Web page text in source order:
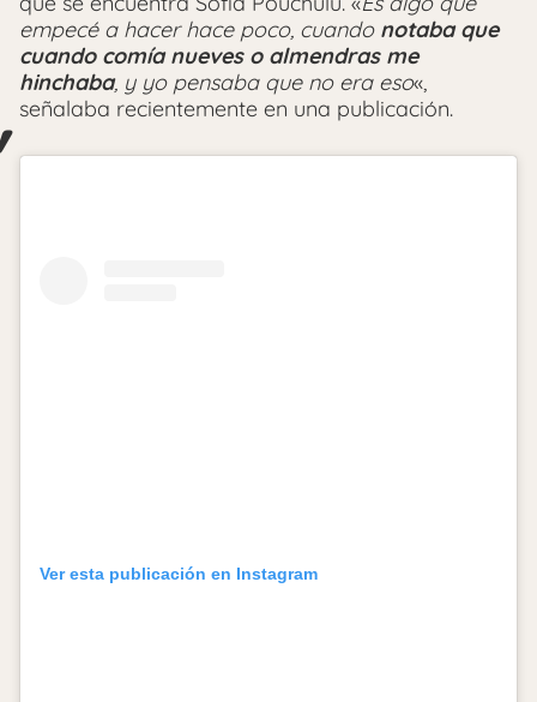
empecé a hacer hace poco, cuando notaba que
cuando comía nueves o almendras me
hinchaba, y yo pensaba que no era eso«,
señalaba recientemente en una publicación.
Ver esta publicación en Instagram